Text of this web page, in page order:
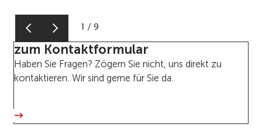
1 / 9
zum Kontaktformular
Haben Sie Fragen? Zögern Sie nicht, uns direkt zu
kontaktieren. Wir sind gerne für Sie da.